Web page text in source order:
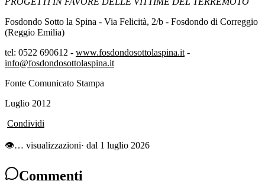
Fosdondo Sotto la Spina - Via Felicità, 2/b - Fosdondo di Correggio
(Reggio Emilia)
tel: 0522 690612 - www.fosdondosottolaspina.it -
info@fosdondosottolaspina.it
Fonte Comunicato Stampa
Luglio 2012
Condividi
👁… visualizzazioni· dal 1 luglio 2026
Commenti